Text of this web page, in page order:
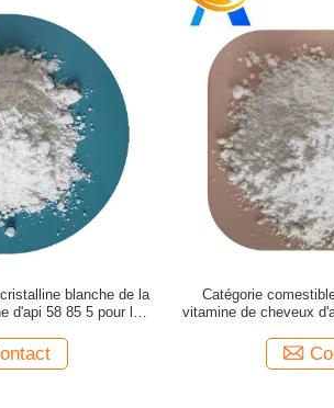
blanche de la
d'api 58 85 5 pour la
Catégorie
vitamine de cheveux